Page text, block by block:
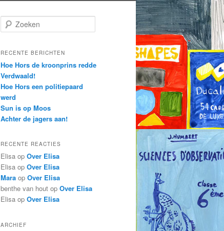
o
k
n
RECENTE BERICHTEN
Hoe Hors de kroonprins redde
Verdwaald!
Hoe Hors een politiepaard
werd
Sun is op Moos
Achter de jagers aan!
RECENTE REACTIES
Elisa op Over Elisa
Elisa op Over Elisa
Mara op Over Elisa
benthe van hout op Over Elisa
Elisa op Over Elisa
ARCHIEF